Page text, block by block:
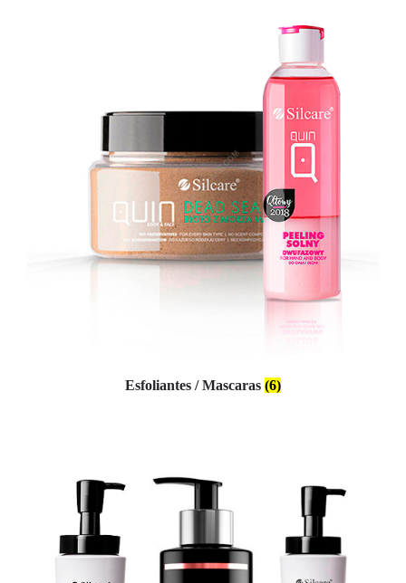
Esfoliantes / Mascaras (6)